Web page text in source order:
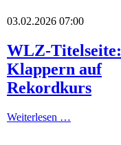
03.02.2026 07:00
WLZ-Titelseite:
Klappern auf
Rekordkurs
Weiterlesen …